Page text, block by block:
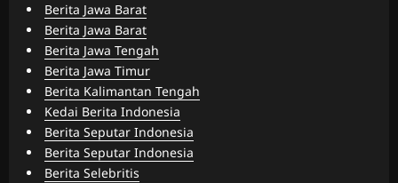
Berita Jawa Barat
Berita Jawa Barat
Berita Jawa Tengah
Berita Jawa Timur
Berita Kalimantan Tengah
Kedai Berita Indonesia
Berita Seputar Indonesia
Berita Seputar Indonesia
Berita Selebritis